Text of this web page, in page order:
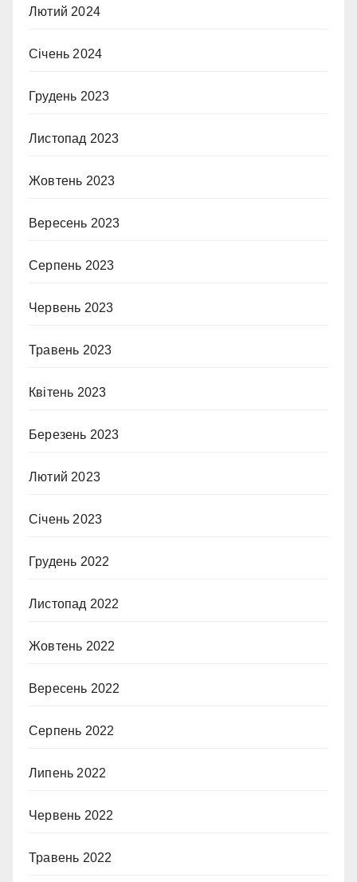
Лютий 2024
Січень 2024
Грудень 2023
Листопад 2023
Жовтень 2023
Вересень 2023
Серпень 2023
Червень 2023
Травень 2023
Квітень 2023
Березень 2023
Лютий 2023
Січень 2023
Грудень 2022
Листопад 2022
Жовтень 2022
Вересень 2022
Серпень 2022
Липень 2022
Червень 2022
Травень 2022